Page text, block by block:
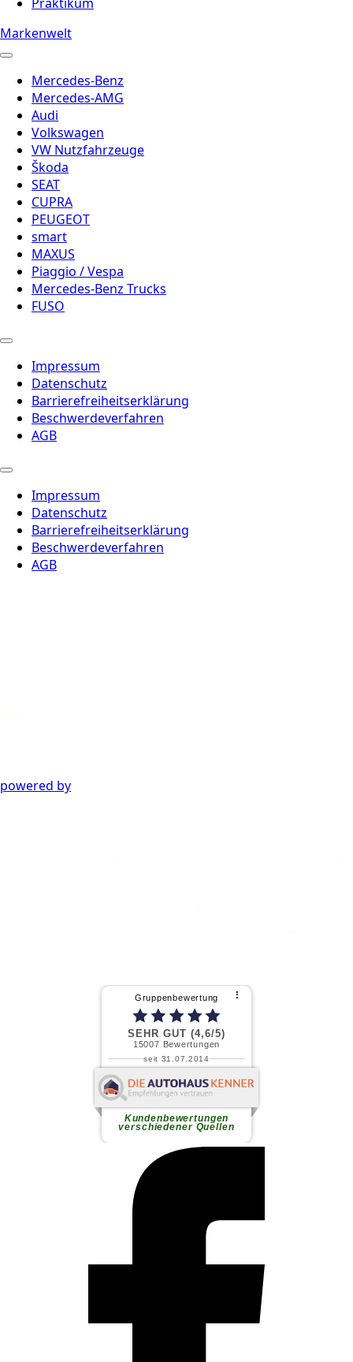
Markenwelt
Mercedes-Benz
Mercedes-AMG
Audi
Volkswagen
VW Nutzfahrzeuge
Škoda
SEAT
CUPRA
PEUGEOT
smart
MAXUS
Piaggio / Vespa
Mercedes-Benz Trucks
FUSO
Impressum
Datenschutz
Barrierefreiheitserklärung
Beschwerdeverfahren
AGB
Impressum
Datenschutz
Barrierefreiheitserklärung
Beschwerdeverfahren
AGB
powered by